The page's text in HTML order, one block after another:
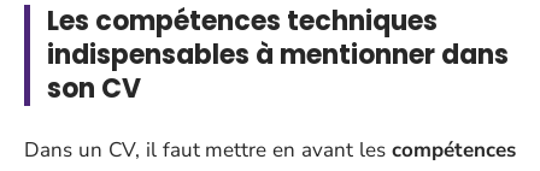
Les compétences techniques
indispensables à mentionner dans
son CV
Dans un CV, il faut mettre en avant les compétences